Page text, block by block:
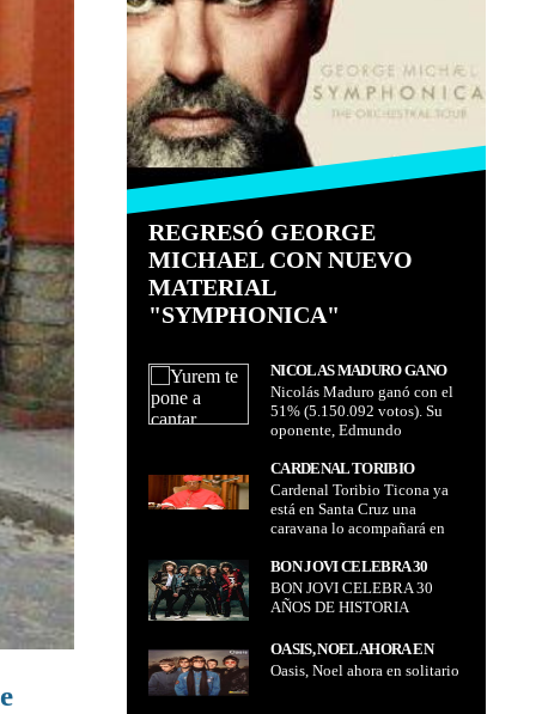
REGRESÓ GEORGE
MICHAEL CON NUEVO
MATERIAL
"SYMPHONICA"
NICOLÁS MADURO GANÓ
CON EL 51% (5.150.092
VOTOS). SU OPONENTE,
EDMUNDO GONZÁLEZ
VOTOS) DE LOS VOTOS DE
ACUERDO AL CNE DE
VENEZUELA
Nicolás Maduro ganó con el
51% (5.150.092 votos). Su
oponente, Edmundo
(4.445.978 votos) de los
votos de acuerdo al CNE de
Venezuela
CARDENAL TORIBIO
TICONA YA ESTÁ EN SANTA
CRUZ UNA CARAVANA LO
ACOMPAÑARÁ EN LA PAZ
Cardenal Toribio Ticona ya
está en Santa Cruz una
caravana lo acompañará en
BON JOVI CELEBRA 30
AÑOS DE HISTORIA
BON JOVI CELEBRA 30
AÑOS DE HISTORIA
OASIS, NOEL AHORA EN
SOLITARIO
Oasis, Noel ahora en solitario